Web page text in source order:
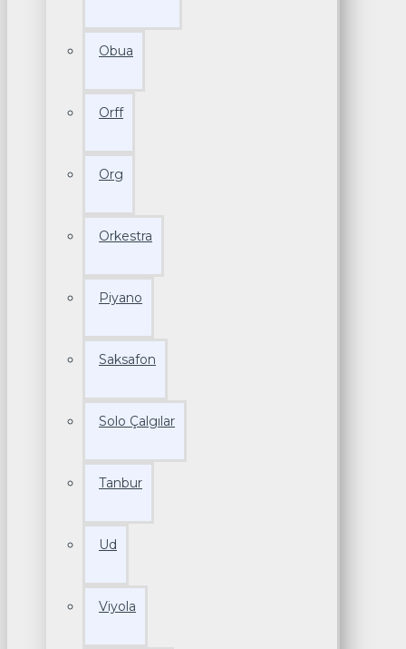
Obua
Orff
Org
Orkestra
Piyano
Saksafon
Solo Çalgılar
Tanbur
Ud
Viyola